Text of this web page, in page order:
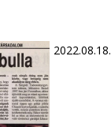
2022.08.18.